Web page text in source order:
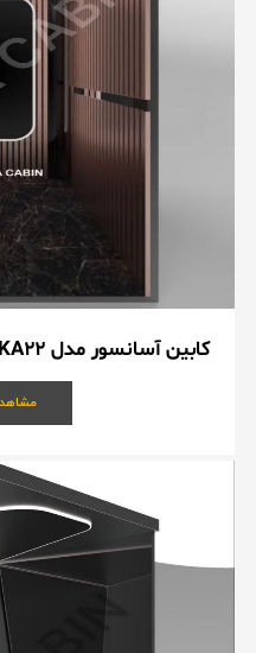
کابین آسانسور مدل KA22